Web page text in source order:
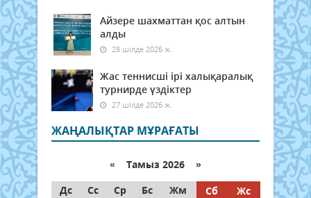
Айзере шахматтан қос алтын
алды
28 шілде 2026 ж.
Жас теннисші ірі халықаралық
турнирде үздіктер
27 шілде 2026 ж.
ЖАҢАЛЫҚТАР МҰРАҒАТЫ
« Тамыз 2026 »
Дс
Сс Ср Бс Жм Сб
Жс